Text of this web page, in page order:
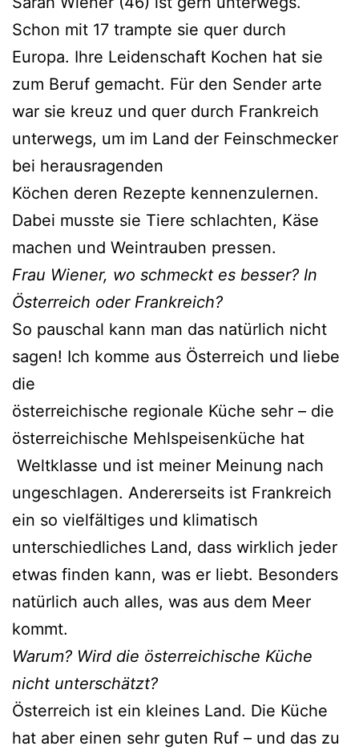
Schon mit 17 trampte sie quer durch
Europa. Ihre Leidenschaft Kochen hat sie
zum Beruf gemacht. Für den Sender arte
war sie kreuz und quer durch Frankreich
unterwegs, um im Land der Feinschmecker
bei herausragenden
Köchen deren Rezepte kennenzulernen.
Dabei musste sie Tiere schlachten, Käse
machen und Weintrauben pressen.
Frau Wiener, wo schmeckt es besser? In
Österreich oder Frankreich?
So pauschal kann man das natürlich nicht
sagen! Ich komme aus Österreich und liebe
die
österreichische regionale Küche sehr – die
österreichische Mehlspeisenküche hat
Weltklasse und ist meiner Meinung nach
ungeschlagen. Andererseits ist Frankreich
ein so vielfältiges und klimatisch
unterschiedliches Land, dass wirklich jeder
etwas finden kann, was er liebt. Besonders
natürlich auch alles, was aus dem Meer
kommt.
Warum? Wird die österreichische Küche
nicht unterschätzt?
Österreich ist ein kleines Land. Die Küche
hat aber einen sehr guten Ruf – und das zu